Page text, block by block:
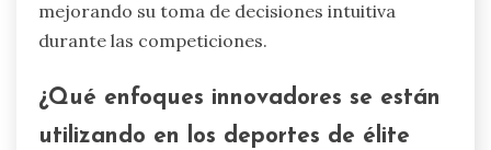
El biofeedback puede mejorar significativamente
las habilidades de percepción de un atleta al
fisiológicas. Entrena a los atletas para
reconocer y gestionar el estrés y la ansiedad,